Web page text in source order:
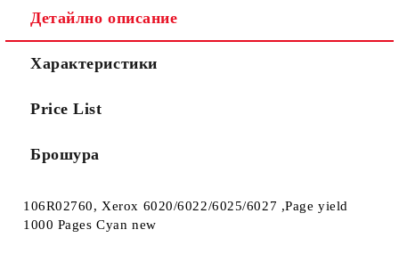
Детайлно описание
Характеристики
Price List
Брошура
106R02760, Xerox 6020/6022/6025/6027 ,Page yield
1000 Pages Cyan new